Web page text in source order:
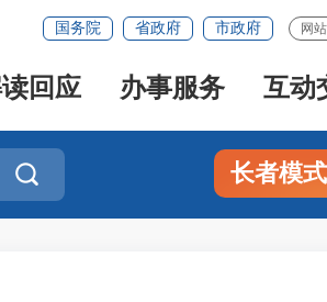
国务院 省政府 市政府 网
回应 办事服务 互动
 长者模式